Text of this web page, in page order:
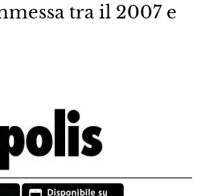
tra il 2007 e